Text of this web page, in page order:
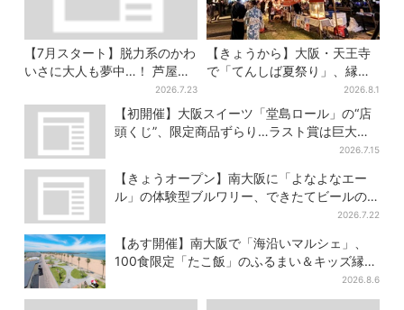
【7月スタート】脱力系のかわ
いさに大人も夢中…！ 芦屋の
美術館で「チェコ絵本」展、
老舗文具メーカーのグッズに
も注目
2026.7.23
【きょうから】大阪・天王寺
で「てんしば夏祭り」、縁日
や盆踊り…涼しいスプラッシ
ュタイムも！2日間だけ
2026.8.1
【初開催】大阪スイーツ「堂島ロール」の“店
頭くじ”、限定商品ずらり…ラスト賞は巨大ル
2026.7.15
【きょうオープン】南大阪に「よなよなエー
ル」の体験型ブルワリー、できたてビールの
2026.7.22
【あす開催】南大阪で「海沿いマルシェ」、
100食限定「たこ飯」のふるまい＆キッズ縁日
2026.8.6